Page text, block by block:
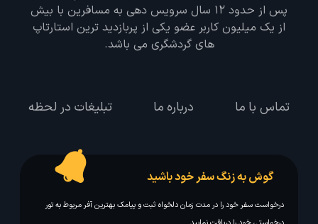
پس از حدود 12 سال سرویس دهی به مسافرین با بیش
از یک میلیون کاربر عضو یکی از پربازدید ترین استارتاپ
های گردشگری می باشد.
تماس با ما درباره ما تبلیغات در لحظه
گوش به زنگ سفر خود باشید
درخواست سفر خود را در مدت زمان دلخواه ثبت و پیامک بهترین آفر مربوط به تور